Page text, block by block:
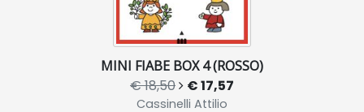
MINI FIABE BOX 4 (ROSSO)
€ 18,50 € 17,57
Cassinelli Attilio